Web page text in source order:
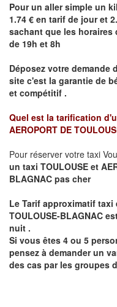
Pour un aller simple un
1.74 € en tarif de jour et
sachant que les
de 19h et 8h
Déposez votre demande
site c'est la garantie de
et compétitif .
Quel est la tarification
AEROPORT DE
Pour réserver votre taxi
un taxi TOULOUSE et
BLAGNAC pas cher
Le Tarif approximatif taxi
TOULOUSE-BLAGNAC
nuit .
Si vous êtes 4 ou 5
pensez à demander un
des cas par les groupes